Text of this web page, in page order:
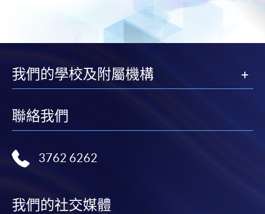
我們的學校及附屬機構
聯絡我們
3762 6262
我們的社交媒體